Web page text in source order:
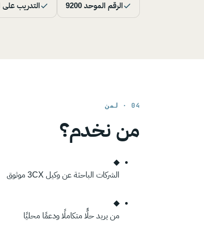
الرقم الموحد 9200 التدريب على
04 · لمن
من نخدم؟
◆
الشركات الباحثة عن وكيل 3CX موثوق
◆
من يريد حلًّا متكاملًا ودعمًا محليًا